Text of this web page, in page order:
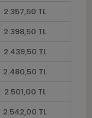
2.357,50 TL
2.398,50 TL
2.439,50 TL
2.480,50 TL
2.501,00 TL
2.542,00 TL